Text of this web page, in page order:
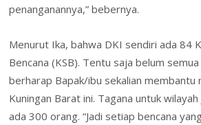
penanganannya,” bebernya.
Menurut Ika, bahwa DKI sendiri ada 84
Bencana (KSB). Tentu saja belum
berharap Bapak/ibu sekalian membantu
Kuningan Barat ini. Tagana untuk
ada 300 orang. “Jadi setiap bencana